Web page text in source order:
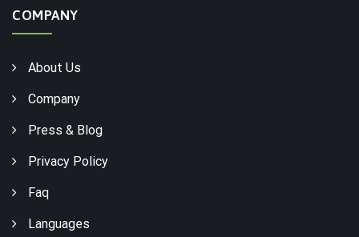
COMPANY
About Us
Company
Press & Blog
Privacy Policy
Faq
Languages